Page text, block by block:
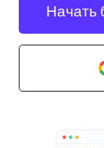
Начать